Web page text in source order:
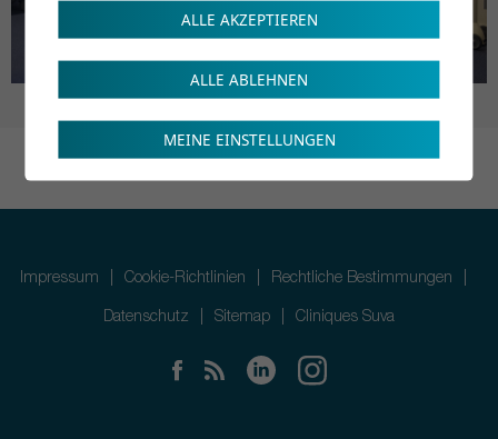
ALLE AKZEPTIEREN
ALLE ABLEHNEN
MEINE EINSTELLUNGEN
Impressum Cookie-Richtlinien Rechtliche Bestimmungen
Datenschutz Sitemap Cliniques Suva